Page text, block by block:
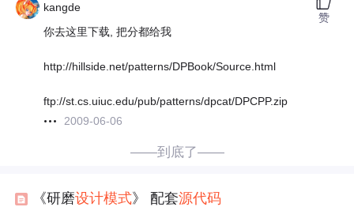
kangde
你去这里下载, 把分都给我
http://hillside.net/patterns/DPBook/Source.html
ftp://st.cs.uiuc.edu/pub/patterns/dpcat/DPCPP.zip
2009-06-06
赞
——到底了——
《研磨设计模式》 配套源代码